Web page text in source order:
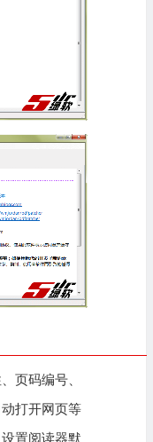
页码编号、
打开网页等
置阅读器默